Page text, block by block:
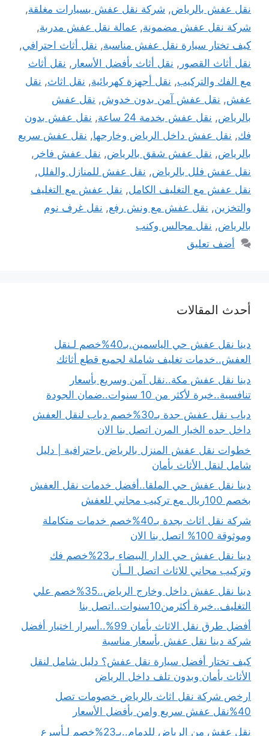
نقل عفش بالرياض, شركة نقل عفش بسيارات مغلقة,
شركة نقل عفش مضمونة, عمالة نقل عفش مدربة,
كيف تختار سيارة نقل عفش مناسبة, نقل أثاث احترافي,
نقل أثاث القصور , نقل أثاث بأفضل الأسعار , نقل أثاث
مع الفك والتركيب, نقل أجهزة كهربائية, نقل اثاث, نقل
عفش, نقل عفش آمن بدون خدوش, نقل عفش
بالرياض, نقل عفش بخدمة 24 ساعة , نقل عفش بدون
فك, نقل عفش داخل الرياض وخارجها, نقل عفش سريع
بالرياض, نقل عفش شقق بالرياض, نقل عفش فاخر ,
نقل عفش فلل بالرياض, نقل عفش للمنازل والفلل,
نقل عفش مع التغليف الكامل, نقل عفش مع التغليف
والتخزين, نقل عفش مع ونش رفع, نقل غرف نوم
بالرياض, نقل مجالس وكنب
أضف تعليق
أحدث المقالات
دينا نقل عفش حي الياسمين.بـ40%خصم لـنقل
العفش..خدمات تغليف شاملة لجميع قطع أثاثك
دينا نقل عفش مكة..نقل آمن وسريع بأسعار
تنافسية..خبرة لأكثر من 10 سنوات..ضمان الجودة
دباب نقل عفش جدة بـ30%خصم دباب لنقل العفش
داخل جده الخيار المرن اتصل بنا الان
خطوات نقل عفش المنزل بالرياض باحترافية | دليل
شامل لنقل الأثاث بأمان
دينا نقل عفش حي الملقا..أفضل خدمات نقل العفش
بخصم 100ريال مع تركيب مجاني للعفش
شركة نقل اثاث بجدة بـ40%خصم خدمات متكاملة
وموثوقة 100% اتصل بنا الان
دينا نقل عفش حي الدار البيضاء بـ23%خصم فك
وتركيب مجاني للاثاث اتصل الــأن
دينا نقل عفش داخل وخارج الرياض..35%خصم علي
التغليف..خبرة أكثرمن10سنوات..اتصل بنا
أفضل طرق نقل الاثاث بأمان 99%..أسرار اختيار أفضل
شركة دينا نقل عفش بأسعار مناسبة
كيف تختار أفضل سيارة نقل عفش؟ دليل شامل لنقل
الأثاث بأمان وبدون تلف داخل الرياض
ارخص شركة نقل اثاث بالرياض خصومات تصل
40%نقل عفش سريع وامن بأفضل الأسعار
نقل عفش من الرياض للدمام..بـ23%خصم لـأسرع